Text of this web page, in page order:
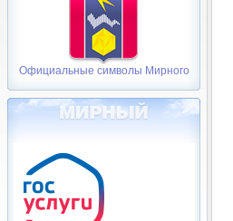
Официальные символы Мирного